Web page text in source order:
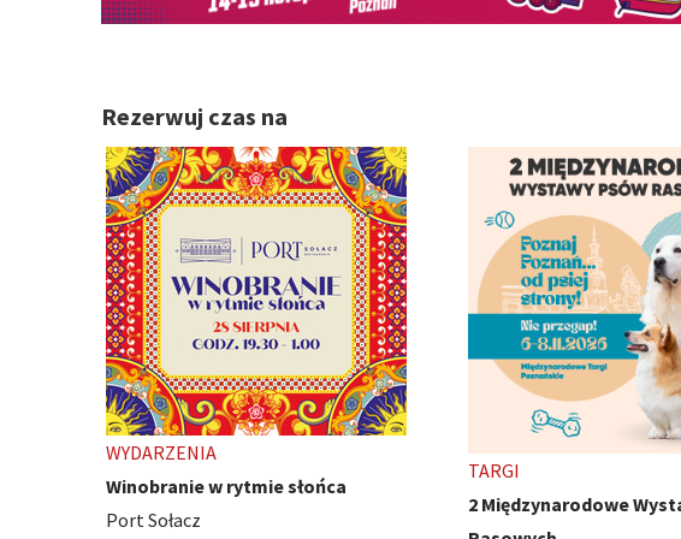
Rezerwuj czas na
2 Międzynarodowe Wystawy Psów
WYDARZENIA
Ivest Cuffs Poznań